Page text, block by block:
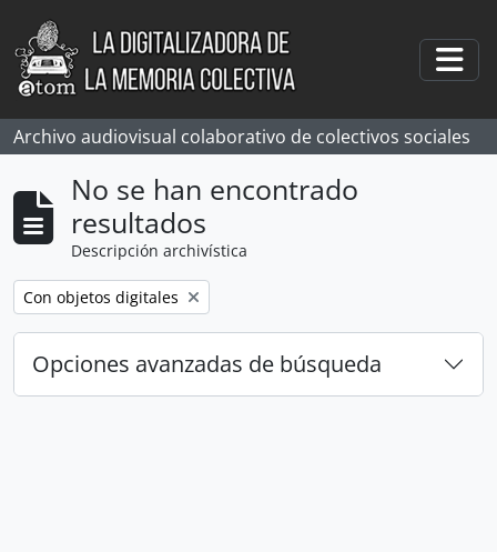
Skip to main content
Archivo audiovisual colaborativo de colectivos sociales
No se han encontrado
resultados
Descripción archivística
Remove filter:
Con objetos digitales
Opciones avanzadas de búsqueda